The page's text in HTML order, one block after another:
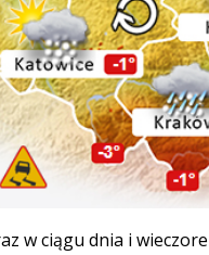
w ciągu dnia i